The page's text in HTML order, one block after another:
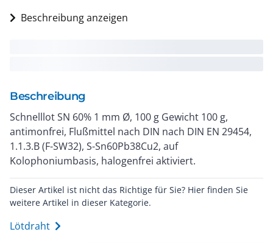
Beschreibung anzeigen
Beschreibung
Schnelllot SN 60% 1 mm Ø, 100 g Gewicht 100 g,
antimonfrei, Flußmittel nach DIN nach DIN EN 29454,
1.1.3.B (F-SW32), S-Sn60Pb38Cu2, auf
Kolophoniumbasis, halogenfrei aktiviert.
Dieser Artikel ist nicht das Richtige für Sie? Hier finden Sie
weitere Artikel in dieser Kategorie.
Lötdraht